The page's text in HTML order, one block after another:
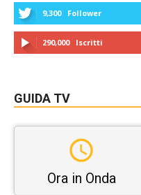
9,300 Follower
290,000 Iscritti
GUIDA TV
Ora in Onda